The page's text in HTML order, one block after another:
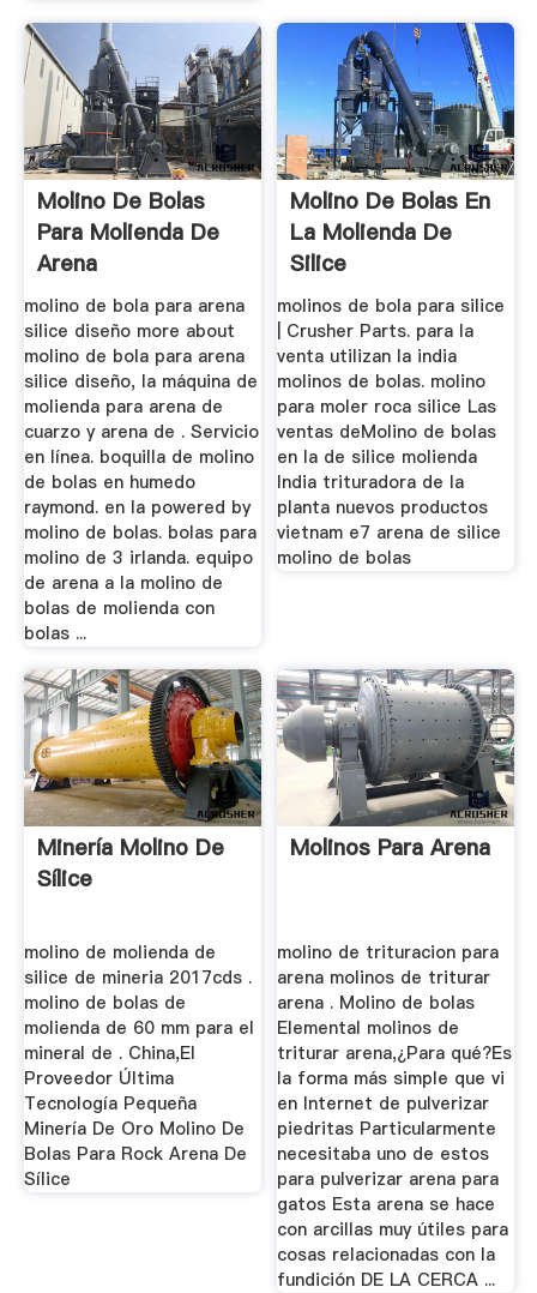
Molino De Bolas
Para Molienda De
Arena
molino de bola para arena
silice diseño more about
molino de bola para arena
silice diseño, la máquina de
molienda para arena de
cuarzo y arena de . Servicio
en línea. boquilla de molino
de bolas en humedo
raymond. en la powered by
molino de bolas. bolas para
molino de 3 irlanda. equipo
de arena a la molino de
bolas de molienda con
bolas ...
Molino De Bolas En
La Molienda De
Silice
molinos de bola para silice
| Crusher Parts. para la
venta utilizan la india
molinos de bolas. molino
para moler roca silice Las
ventas deMolino de bolas
en la de silice molienda
India trituradora de la
planta nuevos productos
vietnam e7 arena de silice
molino de bolas
Minería Molino De
Sílice
molino de molienda de
silice de mineria 2017cds .
molino de bolas de
molienda de 60 mm para el
mineral de . China,El
Proveedor Última
Tecnología Pequeña
Minería De Oro Molino De
Bolas Para Rock Arena De
Sílice
Molinos Para Arena
molino de trituracion para
arena molinos de triturar
arena . Molino de bolas
Elemental molinos de
triturar arena,¿Para qué?Es
la forma más simple que vi
en Internet de pulverizar
piedritas Particularmente
necesitaba uno de estos
para pulverizar arena para
gatos Esta arena se hace
con arcillas muy útiles para
cosas relacionadas con la
fundición DE LA CERCA ...